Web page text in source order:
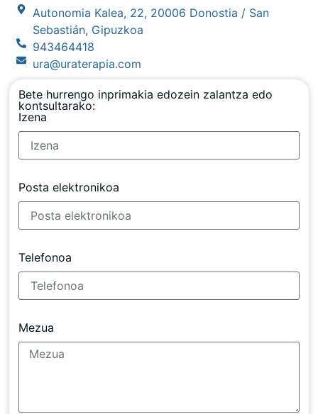
Autonomia Kalea, 22, 20006 Donostia / San
Sebastián, Gipuzkoa
943464418
ura@uraterapia.com
Bete hurrengo inprimakia edozein zalantza edo
kontsultarako:
Izena
Posta elektronikoa
Telefonoa
Mezua